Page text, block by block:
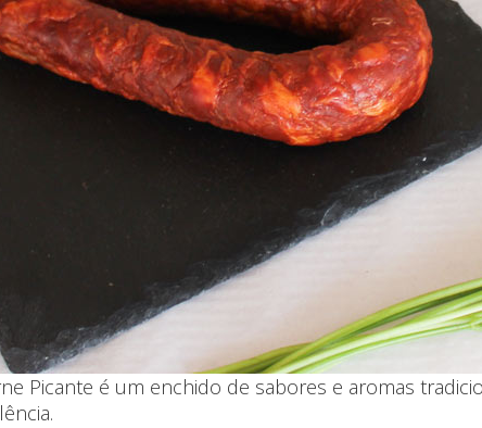
Picante é um enchido de sabores e aromas